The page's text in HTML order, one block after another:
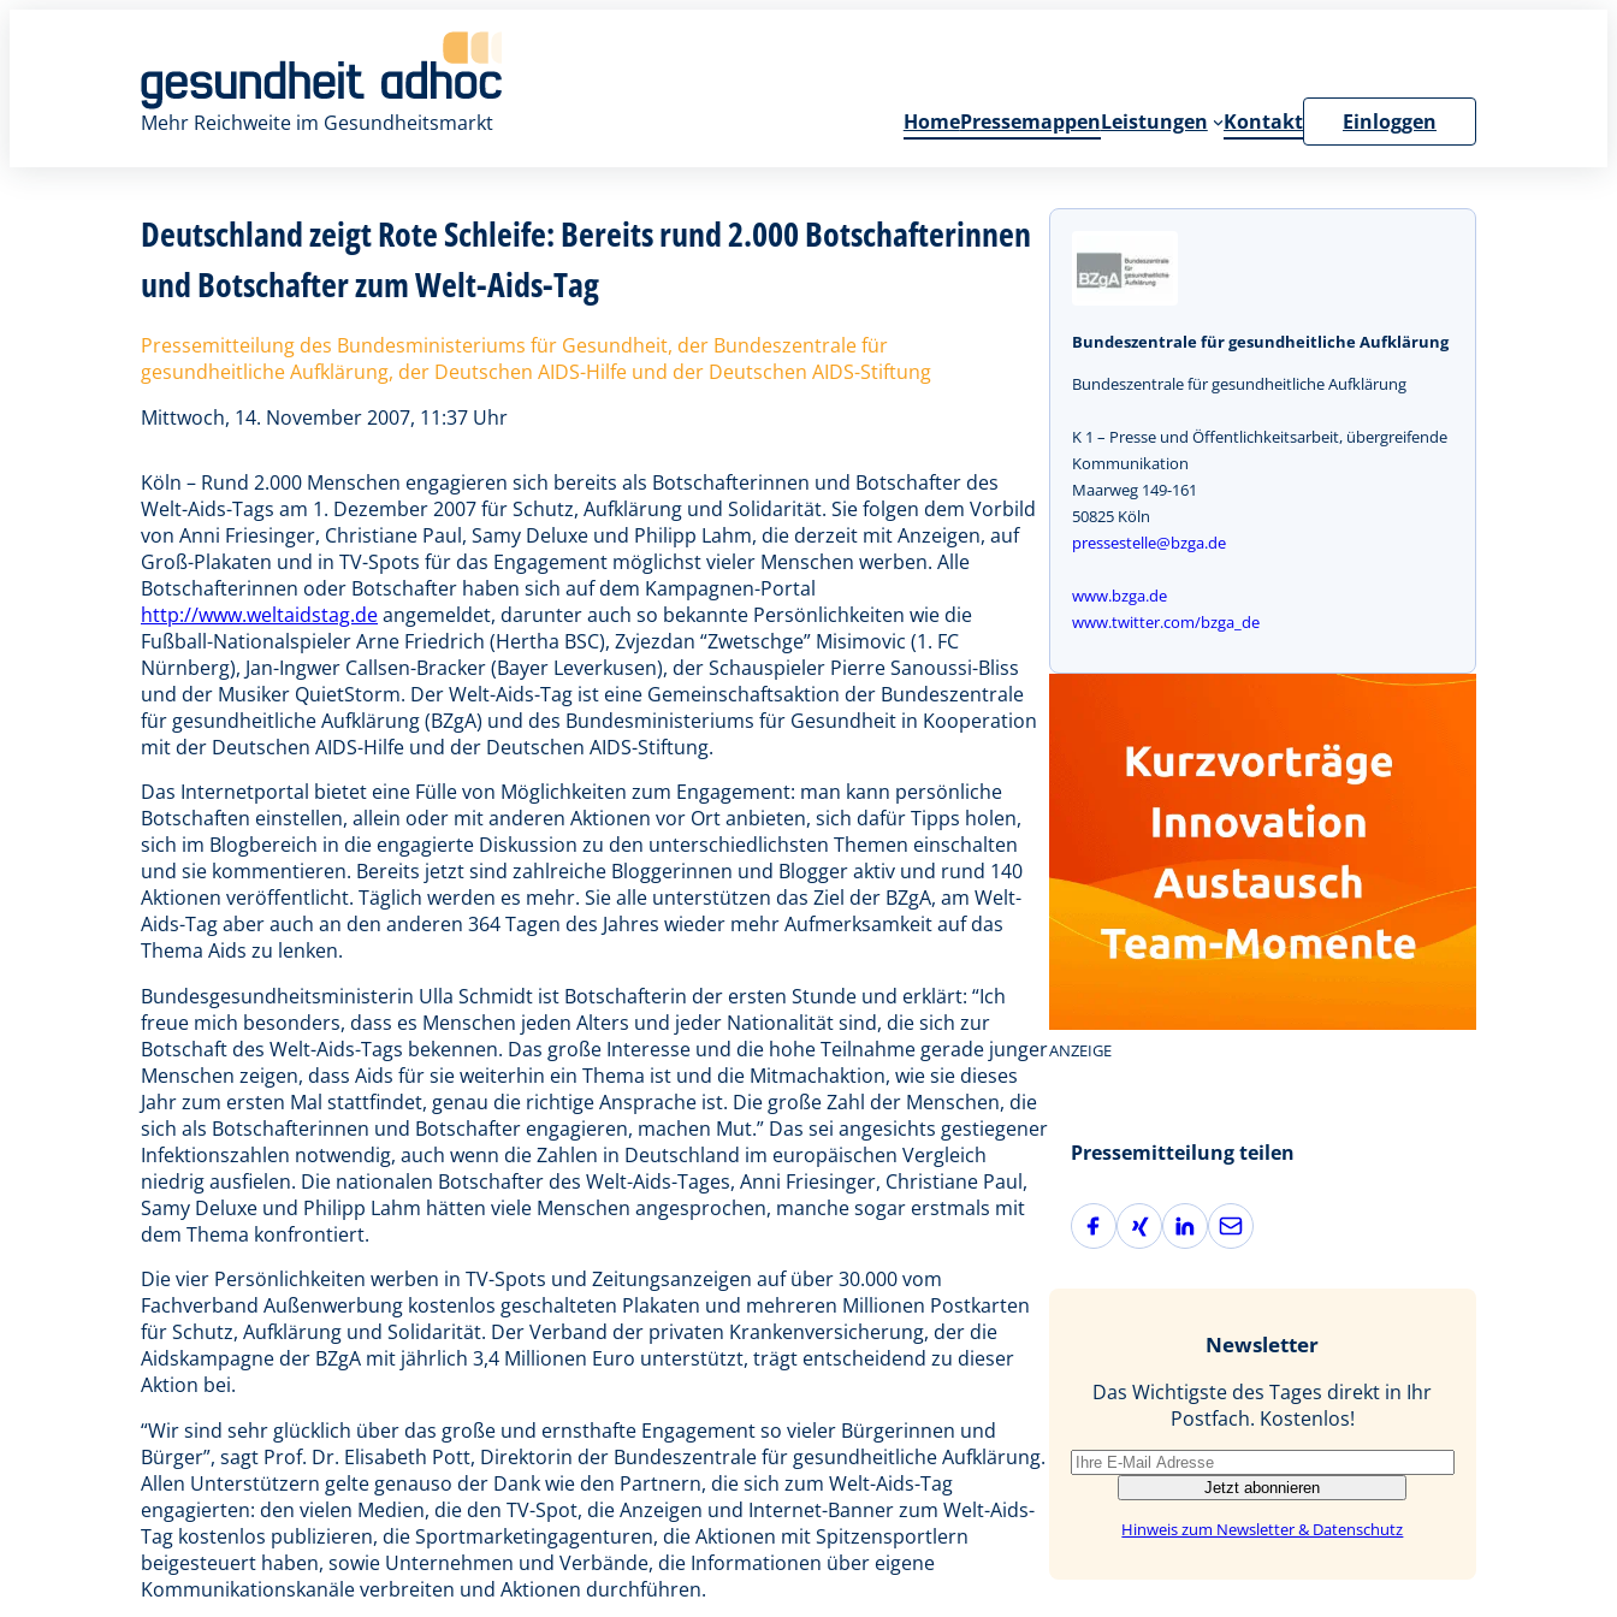
Mehr Reichweite im Gesundheitsmarkt
HomePressemappenLeistungen Kontakt Einloggen
Deutschland zeigt Rote Schleife: Bereits rund 2.000 Botschafterinnen
und Botschafter zum Welt-Aids-Tag
Pressemitteilung des Bundesministeriums für Gesundheit, der Bundeszentrale für
gesundheitliche Aufklärung, der Deutschen AIDS-Hilfe und der Deutschen AIDS-Stiftung
Mittwoch, 14. November 2007, 11:37 Uhr
Köln – Rund 2.000 Menschen engagieren sich bereits als Botschafterinnen und Botschafter des
Welt-Aids-Tags am 1. Dezember 2007 für Schutz, Aufklärung und Solidarität. Sie folgen dem Vorbild
von Anni Friesinger, Christiane Paul, Samy Deluxe und Philipp Lahm, die derzeit mit Anzeigen, auf
Groß-Plakaten und in TV-Spots für das Engagement möglichst vieler Menschen werben. Alle
Botschafterinnen oder Botschafter haben sich auf dem Kampagnen-Portal
http://www.weltaidstag.deangemeldet, darunter auch so bekannte Persönlichkeiten wie die
Fußball-Nationalspieler Arne Friedrich (Hertha BSC), Zvjezdan “Zwetschge” Misimovic (1. FC
Nürnberg), Jan-Ingwer Callsen-Bracker (Bayer Leverkusen), der Schauspieler Pierre Sanoussi-Bliss
und der Musiker QuietStorm. Der Welt-Aids-Tag ist eine Gemeinschaftsaktion der Bundeszentrale
für gesundheitliche Aufklärung (BZgA) und des Bundesministeriums für Gesundheit in Kooperation
mit der Deutschen AIDS-Hilfe und der Deutschen AIDS-Stiftung.
Das Internetportal bietet eine Fülle von Möglichkeiten zum Engagement: man kann persönliche
Botschaften einstellen, allein oder mit anderen Aktionen vor Ort anbieten, sich dafür Tipps holen,
sich im Blogbereich in die engagierte Diskussion zu den unterschiedlichsten Themen einschalten
und sie kommentieren. Bereits jetzt sind zahlreiche Bloggerinnen und Blogger aktiv und rund 140
Aktionen veröffentlicht. Täglich werden es mehr. Sie alle unterstützen das Ziel der BZgA, am Welt-
Aids-Tag aber auch an den anderen 364 Tagen des Jahres wieder mehr Aufmerksamkeit auf das
Thema Aids zu lenken.
Bundesgesundheitsministerin Ulla Schmidt ist Botschafterin der ersten Stunde und erklärt: “Ich
freue mich besonders, dass es Menschen jeden Alters und jeder Nationalität sind, die sich zur
Botschaft des Welt-Aids-Tags bekennen. Das große Interesse und die hohe Teilnahme gerade junger
Menschen zeigen, dass Aids für sie weiterhin ein Thema ist und die Mitmachaktion, wie sie dieses
Jahr zum ersten Mal stattfindet, genau die richtige Ansprache ist. Die große Zahl der Menschen, die
sich als Botschafterinnen und Botschafter engagieren, machen Mut.” Das sei angesichts gestiegener
Infektionszahlen notwendig, auch wenn die Zahlen in Deutschland im europäischen Vergleich
niedrig ausfielen. Die nationalen Botschafter des Welt-Aids-Tages, Anni Friesinger, Christiane Paul,
Samy Deluxe und Philipp Lahm hätten viele Menschen angesprochen, manche sogar erstmals mit
dem Thema konfrontiert.
Die vier Persönlichkeiten werben in TV-Spots und Zeitungsanzeigen auf über 30.000 vom
Fachverband Außenwerbung kostenlos geschalteten Plakaten und mehreren Millionen Postkarten
für Schutz, Aufklärung und Solidarität. Der Verband der privaten Krankenversicherung, der die
Aidskampagne der BZgA mit jährlich 3,4 Millionen Euro unterstützt, trägt entscheidend zu dieser
Aktion bei.
“Wir sind sehr glücklich über das große und ernsthafte Engagement so vieler Bürgerinnen und
Bürger”, sagt Prof. Dr. Elisabeth Pott, Direktorin der Bundeszentrale für gesundheitliche Aufklärung.
Allen Unterstützern gelte genauso der Dank wie den Partnern, die sich zum Welt-Aids-Tag
engagierten: den vielen Medien, die den TV-Spot, die Anzeigen und Internet-Banner zum Welt-Aids-
Tag kostenlos publizieren, die Sportmarketingagenturen, die Aktionen mit Spitzensportlern
beigesteuert haben, sowie Unternehmen und Verbände, die Informationen über eigene
Kommunikationskanäle verbreiten und Aktionen durchführen.
Bundeszentrale für gesundheitliche Aufklärung
Bundeszentrale für gesundheitliche Aufklärung
K 1 – Presse und Öffentlichkeitsarbeit, übergreifende
Kommunikation
Maarweg 149-161
50825 Köln
pressestelle@bzga.de
www.bzga.de
www.twitter.com/bzga_de
ANZEIGE
Pressemitteilung teilen
F
a
X
i
L
i
n
E
-
l
Newsletter
Das Wichtigste des Tages direkt in Ihr
Postfach. Kostenlos!
Jetzt abonnieren
Hinweis zum Newsletter & Datenschutz